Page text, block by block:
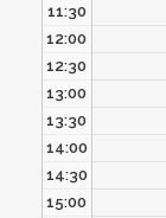
11:30
12:00
12:30
13:00
13:30
14:00
14:30
15:00